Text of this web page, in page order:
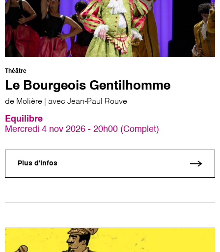
Théâtre
Le Bourgeois Gentilhomme
de Molière | avec Jean-Paul Rouve
Equilibre
Mercredi 4 nov 2026 - 20h00 (Complet)
Plus d'infos